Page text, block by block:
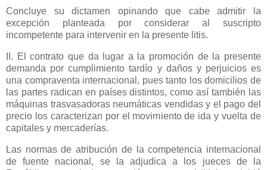
Concluye su dictamen opinando que cabe admitir la
excepción planteada por considerar al suscripto
incompetente para intervenir en la presente litis.
II. El contrato que da lugar a la promoción de la presente
demanda por cumplimiento tardío y daños y perjuicios es
una compraventa internacional, pues tanto los domicilios de
las partes radican en países distintos, como así también las
máquinas trasvasadoras neumáticas vendidas y el pago del
precio los caracterizan por el movimiento de ida y vuelta de
capitales y mercaderías.
Las normas de atribución de la competencia internacional
de fuente nacional, se la adjudica a los jueces de
la